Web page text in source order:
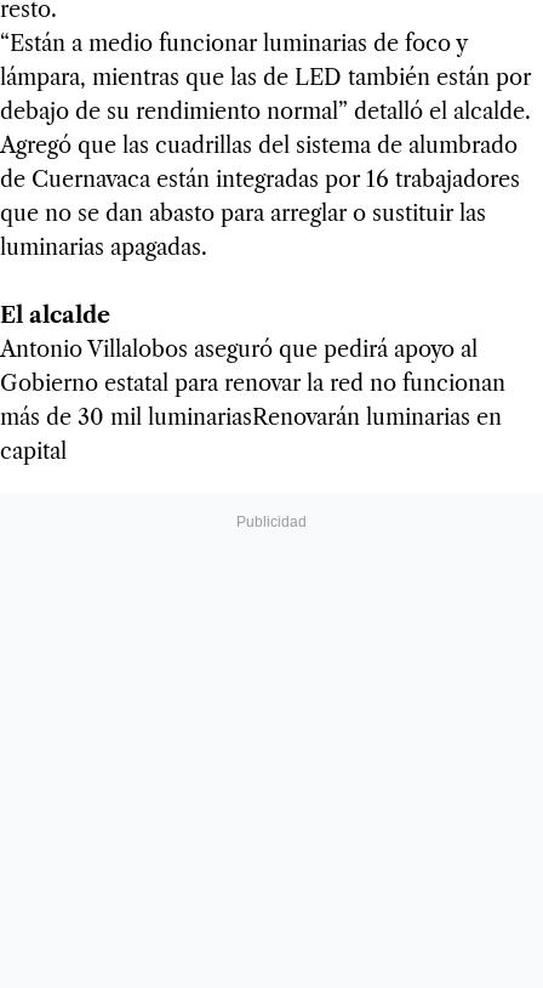
resto.
“Están a medio funcionar luminarias de foco y
lámpara, mientras que las de LED también están por
debajo de su rendimiento normal” detalló el alcalde.
Agregó que las cuadrillas del sistema de alumbrado
de Cuernavaca están integradas por 16 trabajadores
que no se dan abasto para arreglar o sustituir las
luminarias apagadas.
El alcalde
Antonio Villalobos aseguró que pedirá apoyo al
Gobierno estatal para renovar la red no funcionan
más de 30 mil luminariasRenovarán luminarias en
capital